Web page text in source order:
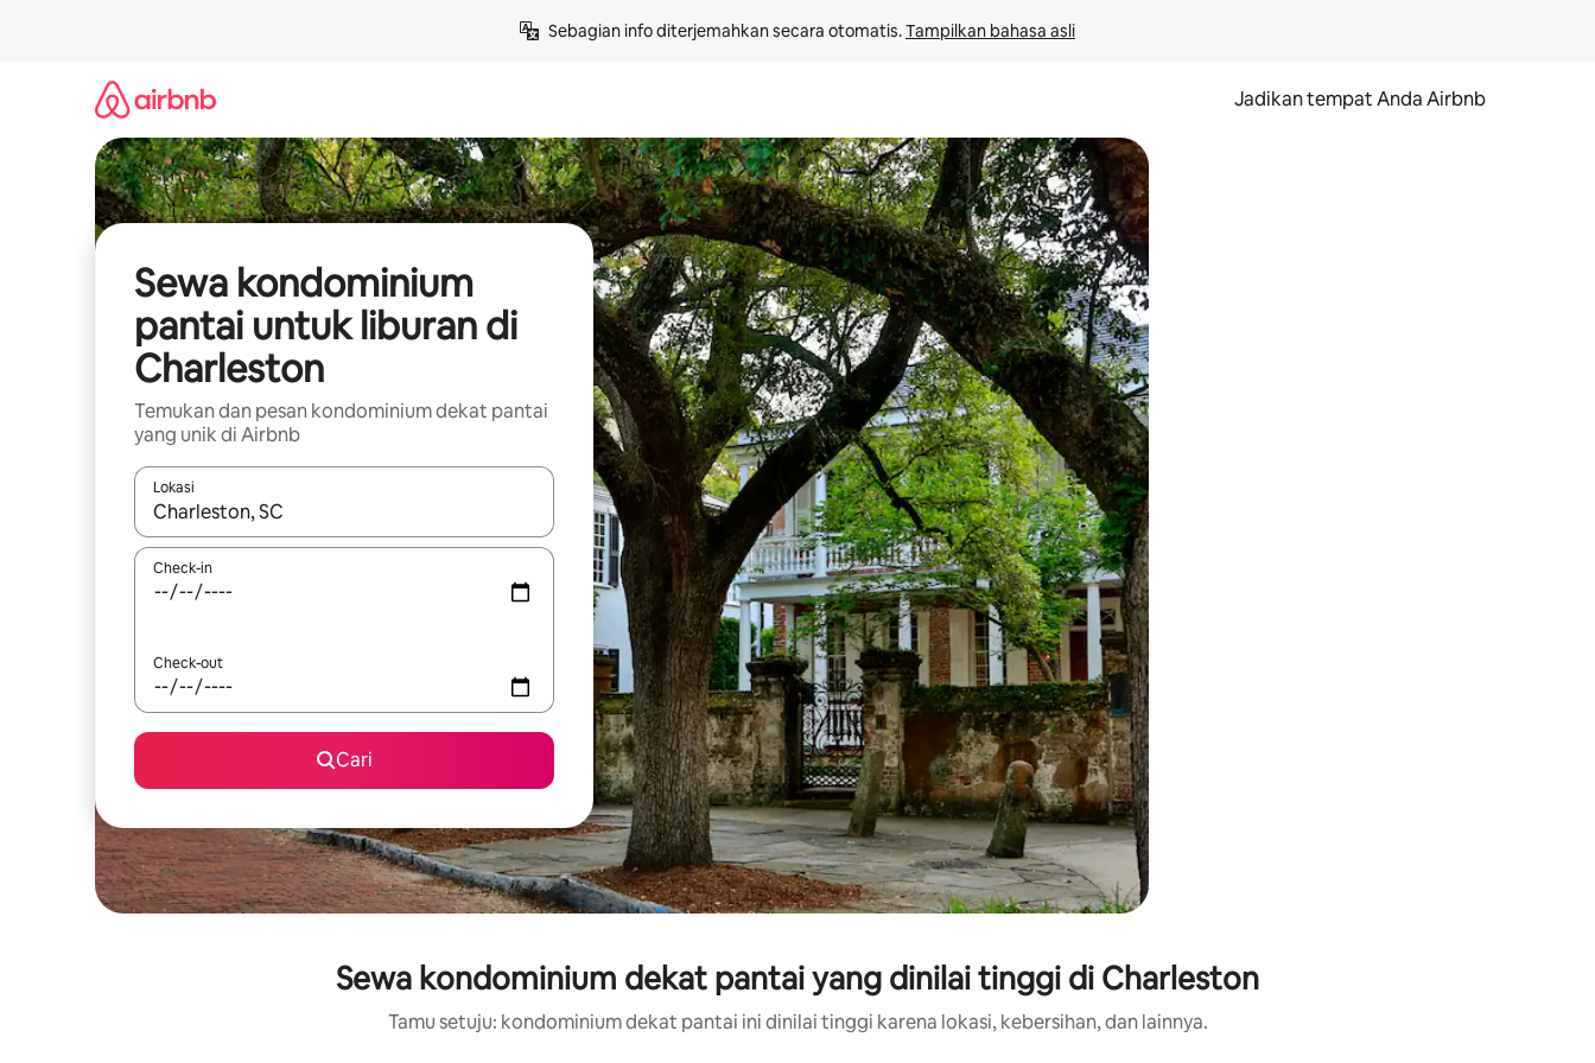
Sebagian info diterjemahkan secara otomatis. Tampilkan bahasa asli
Jadikan tempat Anda Airbnb
Sewa kondominium
pantai untuk liburan di
Charleston
Temukan dan pesan kondominium dekat pantai
yang unik di Airbnb
Lokasi
Jika hasil yang dicari tersedia, telusuri dengan tombol panah ke atas dan ke bawah atau jelajahi dengan sentuhan atau gerakan menggeser.
Check-in
Check-out
Cari
Sewa kondominium dekat pantai yang dinilai tinggi di Charleston
Tamu setuju: kondominium dekat pantai ini dinilai tinggi karena lokasi, kebersihan, dan lainnya.